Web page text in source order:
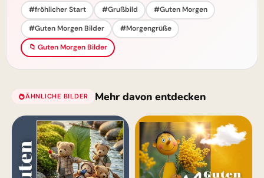
#fröhlicher Start #Grußbild
#Guten Morgen
#Guten Morgen Bilder
#Morgengrüße
📁 Guten Morgen Bilder
ÄHNLICHE BILDER Mehr davon entdecken